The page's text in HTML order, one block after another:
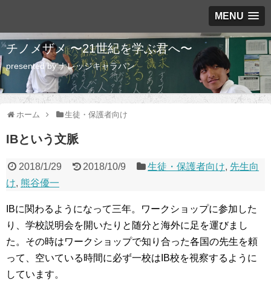
MENU
チノメザメ 〜21世紀を学ぶ君へ〜
presented by ナレッジキャラバン
ホーム 生徒・保護者向け
IBという文脈
2018/1/29 2018/10/9 生徒・保護者向け, 先生向
け, 熊谷優一
IBに関わるようになって三年。ワークショップに参加した
り、学校説明会を開いたりと随分と海外に足を運びまし
た。その時はワークショップで知り合った各国の先生を頼
って、空いている時間に必ず一校はIB校を視察するように
しています。